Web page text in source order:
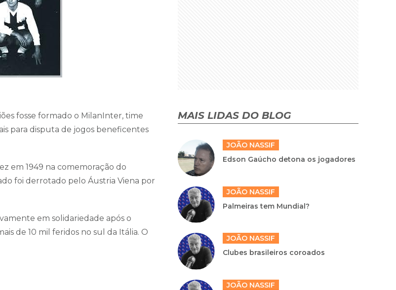
fosse formado o MilanInter, time
para disputa de jogos beneficentes
em 1949 na comemoração do
foi derrotado pelo Áustria Viena por
em solidariedade após o
de 10 mil feridos no sul da Itália. O
MAIS LIDAS DO BLOG
JOÃO NASSIF
Edson Gaúcho detona os jogadores
JOÃO NASSIF
Palmeiras tem Mundial?
JOÃO NASSIF
Clubes brasileiros coroados
JOÃO NASSIF